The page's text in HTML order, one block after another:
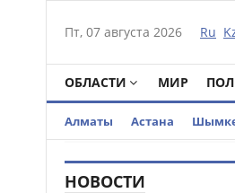
Пт, 07 августа 2026 Ru
ОБЛАСТИ МИР
Алматы Астана
НОВОСТИ